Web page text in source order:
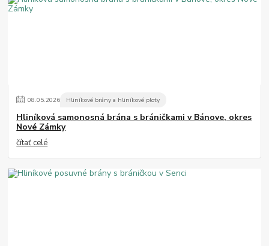
08.05.2026 Hliníkové brány a hliníkové ploty
Hliníková samonosná brána s bráničkami v Bánove, okres
Nové Zámky
čítať celé